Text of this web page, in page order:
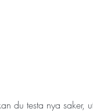
du testa nya saker,